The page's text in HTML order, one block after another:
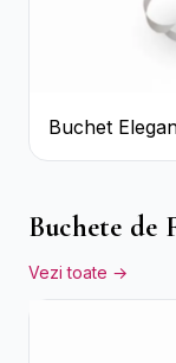
Buchet
Hortensie și
Buchete de
Vezi toate →